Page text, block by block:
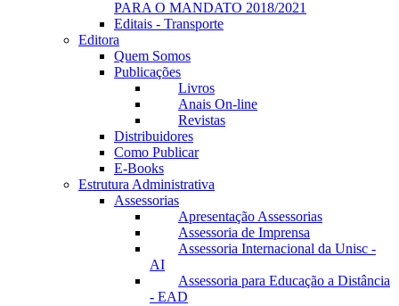
PARA O MANDATO 2018/2021
Editais - Transporte
Editora
Quem Somos
Publicações
Livros
Anais On-line
Revistas
Distribuidores
Como Publicar
E-Books
Estrutura Administrativa
Assessorias
Apresentação Assessorias
Assessoria de Imprensa
Assessoria Internacional da Unisc -
AI
Assessoria para Educação a Distância
- EAD